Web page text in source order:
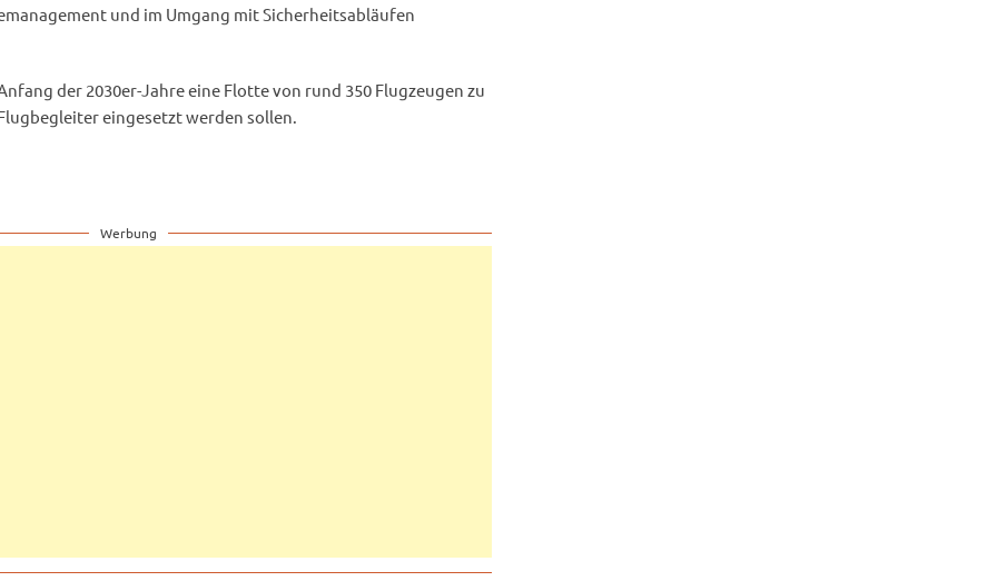
und im Umgang mit Sicherheitsabläufen
der 2030er-Jahre eine Flotte von rund 350 Flugzeugen zu
eingesetzt werden sollen.
Werbung